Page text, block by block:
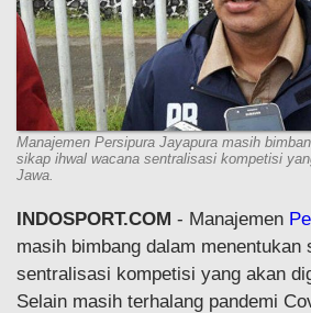
Manajemen Persipura Jayapura masih
sikap ihwal wacana sentralisasi kompetisi
Jawa.
INDOSPORT.COM - Manajemen
masih bimbang dalam menentukan
sentralisasi kompetisi yang akan
Selain masih terhalang pandemi